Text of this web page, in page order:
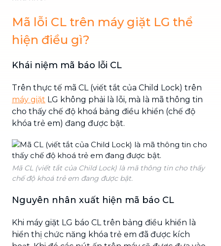
Mã lỗi CL trên máy giặt LG thể
hiện điều gì?
Khái niệm mã báo lỗi CL
Trên thực tế mã CL (viết tắt của Child Lock) trên
máy giặt LG không phải là lỗi, mà là mã thông tin
cho thấy chế độ khoá bảng điều khiển (chế độ
khóa trẻ em) đang được bật.
Mã CL (viết tắt của Child Lock) là mã thông tin cho thấy
chế độ khoá trẻ em đang được bật.
Nguyên nhân xuất hiện mã báo CL
Khi máy giặt LG báo CL trên bảng điều khiển là
hiển thị chức năng khóa trẻ em đã được kích